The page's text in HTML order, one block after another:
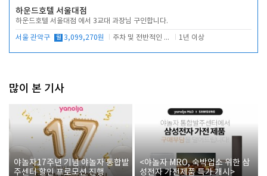
하운드호텔 서울대점
하운드호텔 서울대점 에서 3교대 과장님 구인합니다.
서울 관악구 월 3,099,270원 주차 및 전반적인 당번업무 1년 이상
많이 본 기사
야놀자17주년 기념 야놀자 통합발
주센터 할인 프로모션 진행
<야놀자 MRO, 숙박업소 위한 삼
성전자 가전제품 특가 개시>